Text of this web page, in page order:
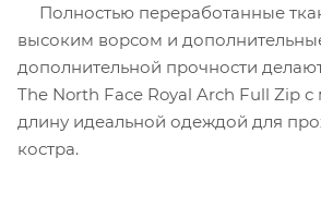
Полностью переработанные
высоким ворсом и
дополнительной прочности
The North Face Royal Arch Full Zip
длину идеальной одеждой для
костра.